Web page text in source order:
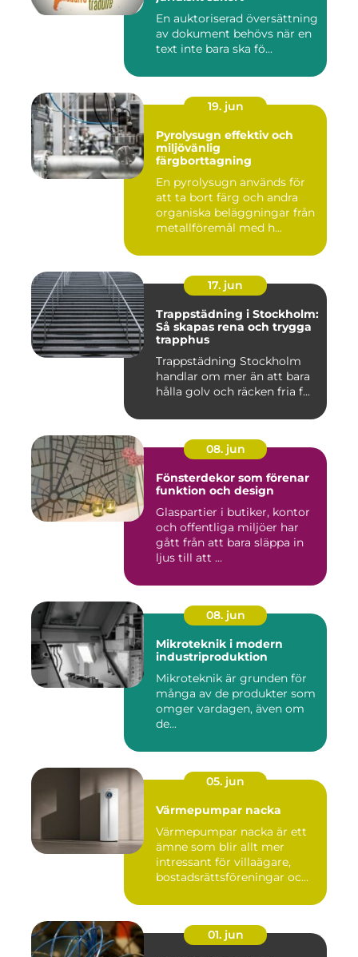
En auktoriserad översättning
av dokument behövs när en
text inte bara ska fö...
19. jun
Pyrolysugn effektiv och
miljövänlig
färgborttagning
En pyrolysugn används för
att ta bort färg och andra
organiska beläggningar från
metallföremål med h...
17. jun
Trappstädning i Stockholm:
Så skapas rena och trygga
trapphus
Trappstädning Stockholm
handlar om mer än att bara
hålla golv och räcken fria f...
08. jun
Fönsterdekor som förenar
funktion och design
Glaspartier i butiker, kontor
och offentliga miljöer har
gått från att bara släppa in
ljus till att ...
08. jun
Mikroteknik i modern
industriproduktion
Mikroteknik är grunden för
många av de produkter som
omger vardagen, även om
de...
05. jun
Värmepumpar nacka
Värmepumpar nacka är ett
ämne som blir allt mer
intressant för villaägare,
bostadsrättsföreningar oc...
01. jun